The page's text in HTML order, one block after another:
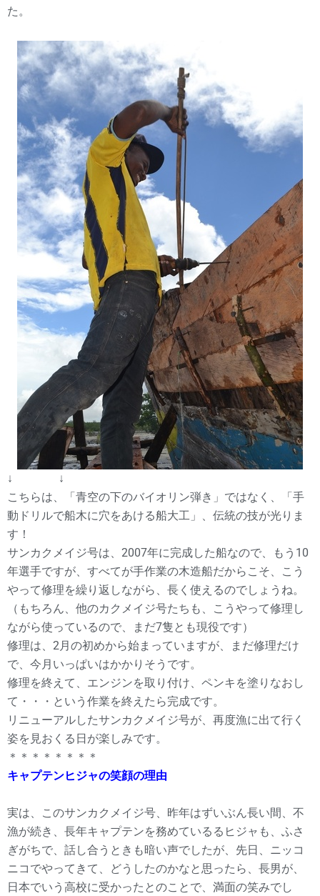
た。
↓ ↓
こちらは、「青空の下のバイオリン弾き」ではなく、「手
動ドリルで船木に穴をあける船大工」、伝統の技が光りま
す！
サンカクメイジ号は、2007年に完成した船なので、もう10
年選手ですが、すべてが手作業の木造船だからこそ、こう
やって修理を繰り返しながら、長く使えるのでしょうね。
（もちろん、他のカクメイジ号たちも、こうやって修理し
ながら使っているので、まだ7隻とも現役です）
修理は、2月の初めから始まっていますが、まだ修理だけ
で、今月いっぱいはかかりそうです。
修理を終えて、エンジンを取り付け、ペンキを塗りなおし
て・・・という作業を終えたら完成です。
リニューアルしたサンカクメイジ号が、再度漁に出て行く
姿を見おくる日が楽しみです。
＊＊＊＊＊＊＊＊
キャプテンヒジャの笑顔の理由
実は、このサンカクメイジ号、昨年はずいぶん長い間、不
漁が続き、長年キャプテンを務めているるヒジャも、ふさ
ぎがちで、話し合うときも暗い声でしたが、先日、ニッコ
ニコでやってきて、どうしたのかなと思ったら、長男が、
日本でいう高校に受かったとのことで、満面の笑みでし